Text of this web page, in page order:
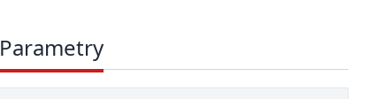
Parametry